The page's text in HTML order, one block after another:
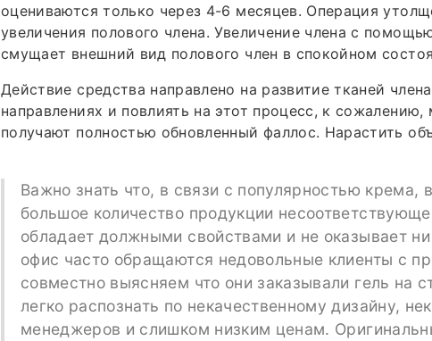
оцениваются только через 4-6 месяцев. Операция
увеличения полового члена. Увеличение члена с
смущает внешний вид полового член в спокойном
Действие средства направлено на развитие тканей
направлениях и повлиять на этот процесс, к
получают полностью обновленный фаллос. Нарастить
Важно знать что, в связи с популярностью крема,
большое количество продукции
обладает должными свойствами и не оказывает
офис часто обращаются недовольные клиенты с
совместно выясняем что они заказывали гель на
легко распознать по некачественному дизайну,
менеджеров и слишком низким ценам.